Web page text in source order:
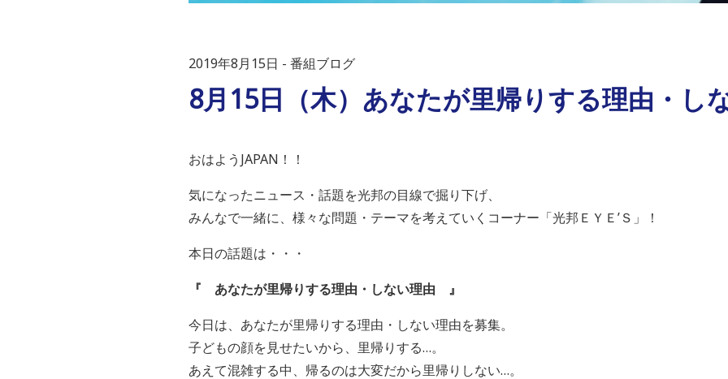
2019年8月15日 番組ブログ
8月15日（木）あなたが里帰りする理由・し
おはようJAPAN！！
気になったニュース・話題を光邦の目線で掘り下げ、
みんなで一緒に、様々な問題・テーマを考えていくコーナー「光邦ＥＹＥ’Ｓ」！
本日の話題は・・・
『 あなたが里帰りする理由・しない理由 』
今日は、あなたが里帰りする理由・しない理由を募集。
子どもの顔を見せたいから、里帰りする…。
あえて混雑する中、帰るのは大変だから里帰りしない…。